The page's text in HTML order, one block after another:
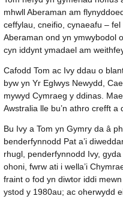
mhwll Aberaman am
ceffylau, cneifio, cynaeafu –
Aberaman ond yn ymwybodol
cyn iddynt ymadael am
Cafodd Tom ac Ivy ddau o
byw yn Yr Eglwys Newydd,
mywyd Cymraeg y ddinas.
Awstralia lle bu’n athro crefft a
Bu Ivy a Tom yn Gymry da â
benderfynnodd Pat a’i
rhugl, penderfynnodd Ivy,
ohoni, fwrw ati i wella’i
fraint o fod yn diwtor iddi
ystod y 1980au; ac oherwydd